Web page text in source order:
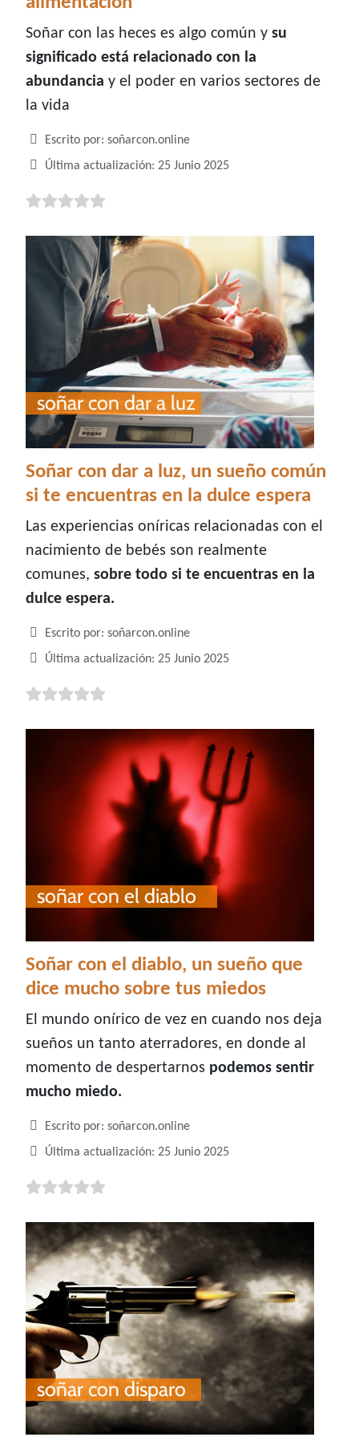
Soñar con las heces es algo común y su
significado está relacionado con la
abundancia y el poder en varios sectores de
la vida
Detalles
Escrito por: soñarcon.online
Última actualización: 25 Junio 2025
Soñar con dar a luz, un sueño común
si te encuentras en la dulce espera
Las experiencias oníricas relacionadas con el
nacimiento de bebés son realmente
comunes, sobre todo si te encuentras en la
dulce espera.
Detalles
Escrito por: soñarcon.online
Última actualización: 25 Junio 2025
Soñar con el diablo, un sueño que
dice mucho sobre tus miedos
El mundo onírico de vez en cuando nos deja
sueños un tanto aterradores, en donde al
momento de despertarnos podemos sentir
mucho miedo.
Detalles
Escrito por: soñarcon.online
Última actualización: 25 Junio 2025